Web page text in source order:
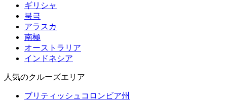
ギリシャ
북극
アラスカ
南極
オーストラリア
インドネシア
人気のクルーズエリア
ブリティッシュコロンビア州